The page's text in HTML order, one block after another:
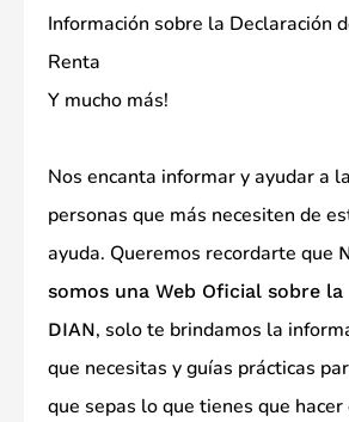
Información sobre la Declaración
Renta
Y mucho más!
Nos encanta informar y ayudar a
personas que más necesiten de
ayuda. Queremos recordarte que
somos una Web Oficial sobre la
DIAN, solo te brindamos la
que necesitas y guías prácticas
que sepas lo que tienes que hacer